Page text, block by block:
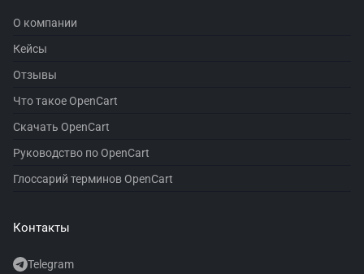
О компании
Кейсы
Отзывы
Что такое OpenCart
Скачать OpenCart
Руководство по OpenCart
Глоссарий терминов OpenCart
Контакты
Telegram